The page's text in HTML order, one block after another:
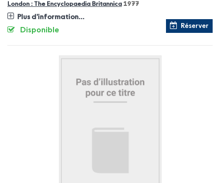
London : The Encyclopaedia Britannica 1977
Plus d'information...
Réserver
Disponible